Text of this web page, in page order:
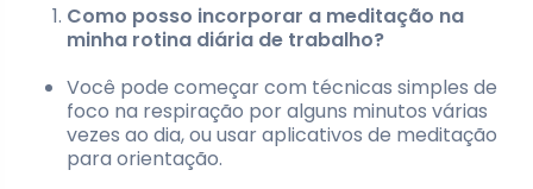
Como posso incorporar a meditação na
minha rotina diária de trabalho?
Você pode começar com técnicas simples de
foco na respiração por alguns minutos várias
vezes ao dia, ou usar aplicativos de meditação
para orientação.